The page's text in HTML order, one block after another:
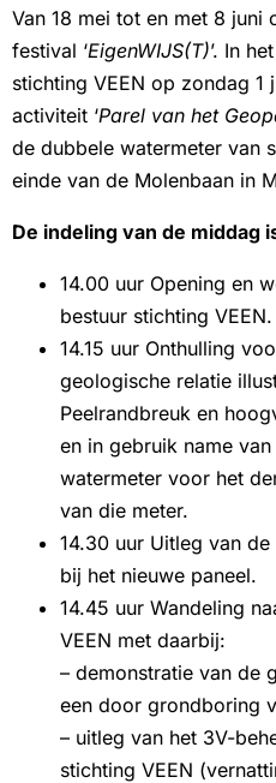
Van 18 mei tot en met 8 juni
festival ‘EigenWIJS(T)’. In
stichting VEEN op zondag 1
activiteit ‘Parel van het
de dubbele watermeter van
einde van de Molenbaan in
De indeling van de middag
14.00 uur Opening en
bestuur stichting VEEN.
14.15 uur Onthulling
geologische relatie
Peelrandbreuk en
en in gebruik name
watermeter voor het
van die meter.
14.30 uur Uitleg van
bij het nieuwe paneel.
14.45 uur Wandeling
VEEN met daarbij:
– demonstratie van de
een door grondboring
– uitleg van het 3V-
stichting VEEN